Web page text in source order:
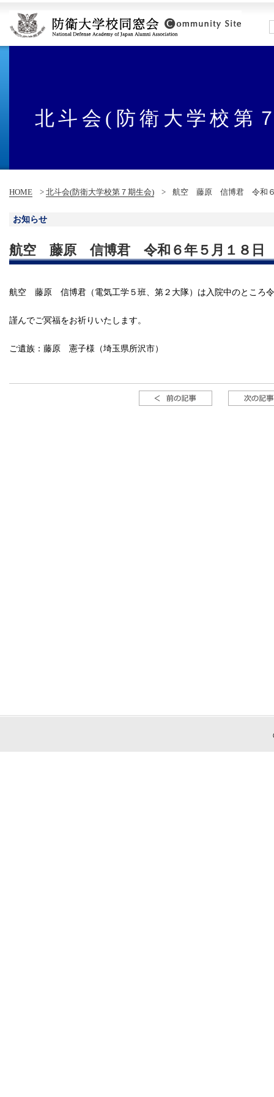
北斗会(防衛大学校第
HOME > 北斗会(防衛大学校第７期生会) > 航空 藤原 信博君 令和
お知らせ
航空 藤原 信博君 令和６年５月１８日
航空 藤原 信博君（電気工学５班、第２大隊）は入院中のところ
謹んでご冥福をお祈りいたします。
ご遺族：藤原 憲子様（埼玉県所沢市）